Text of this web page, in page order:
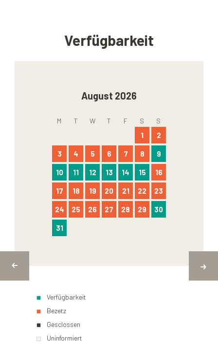
Verfügbarkeit
August 2026
M T W T F S S
1 2
3 4 5 6 7 8 9
10 11 12 13 14 15 16
17 18 19 20 21 22 23
24 25 26 27 28 29 30
31
Verfügbarkeit
Bezetz
Gesclossen
Uninformiert